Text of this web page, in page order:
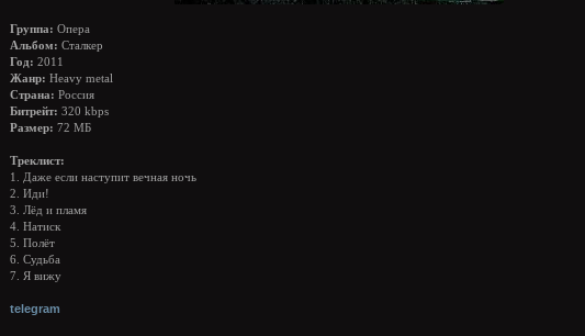
Группа: Опера
Альбом: Сталкер
Год: 2011
Жанр: Heavy metal
Страна: Россия
Битрейт: 320 kbps
Размер: 72 МБ
Треклист:
1. Даже если наступит вечная ночь
2. Иди!
3. Лёд и пламя
4. Натиск
5. Полёт
6. Судьба
7. Я вижу
telegram